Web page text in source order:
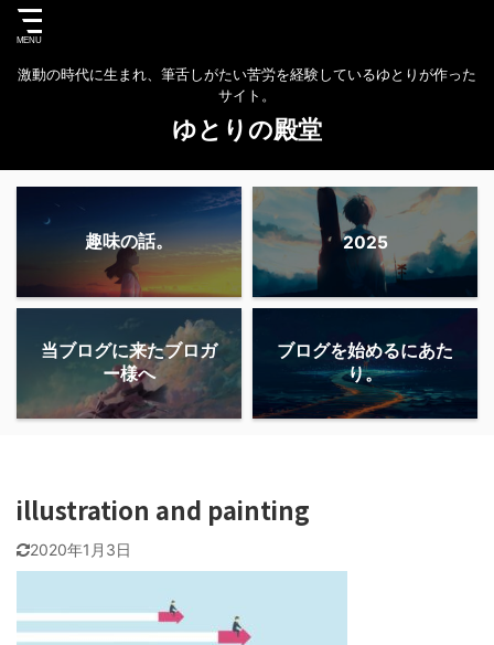
激動の時代に生まれ、筆舌しがたい苦労を経験しているゆとりが作った
サイト。
ゆとりの殿堂
趣味の話。 2025
当ブログに来たブロガ
ー様へ
ブログを始めるにあた
り。
illustration and painting
2020年1月3日